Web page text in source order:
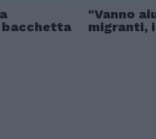
bacchetta
"Vanno
migranti,